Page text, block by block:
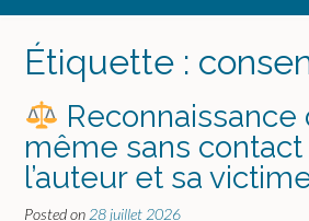
Étiquette :
Reconnaissance
même sans
l’auteur et sa
Posted on 28 juillet 2026